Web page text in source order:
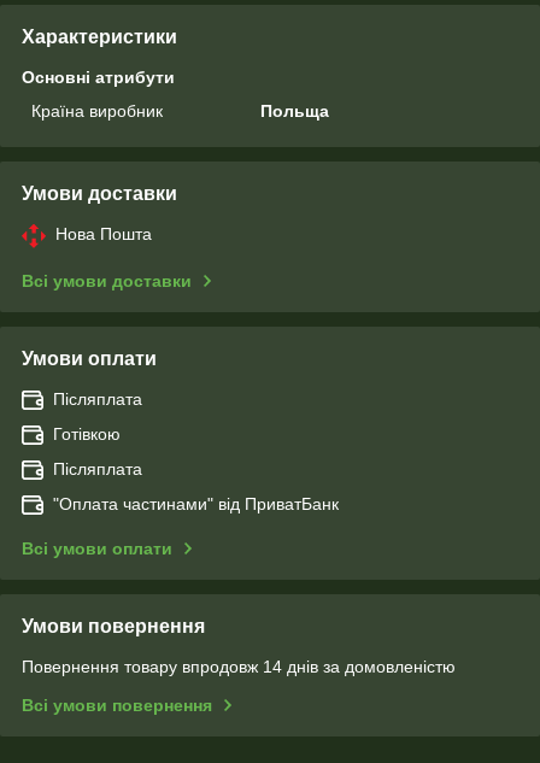
Характеристики
Основні атрибути
Країна виробник
Польща
Умови доставки
Нова Пошта
Всі умови доставки
Умови оплати
Післяплата
Готівкою
Післяплата
"Оплата чаcтинами" від ПриватБанк
Всі умови оплати
Умови повернення
Повернення товару впродовж 14 днів за домовленістю
Всі умови повернення